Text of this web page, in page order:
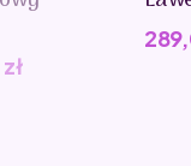
zł